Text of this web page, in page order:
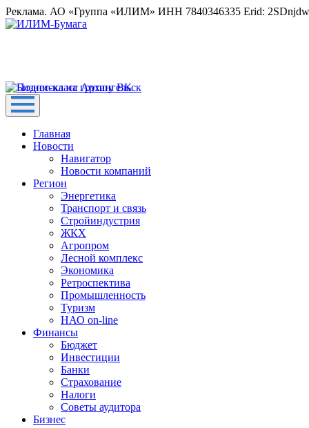
Реклама. АО «Группа «ИЛИМ» ИНН 7840346335 Erid:
Главная
Новости
Навигатор
Новости компаний
Регион
Энергетика
Транспорт и связь
Стройиндустрия
ЖКХ
Агропром
Лесной комплекс
Экономика
Ретроспектива
Промышленность
Туризм
НАО on-line
Финансы
Бюджет
Инвестиции
Банки
Страхование
Налоги
Советы аудитора
Бизнес